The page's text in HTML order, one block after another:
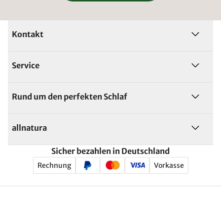
Kontakt
Service
Rund um den perfekten Schlaf
allnatura
Sicher bezahlen in Deutschland
Rechnung Vorkasse